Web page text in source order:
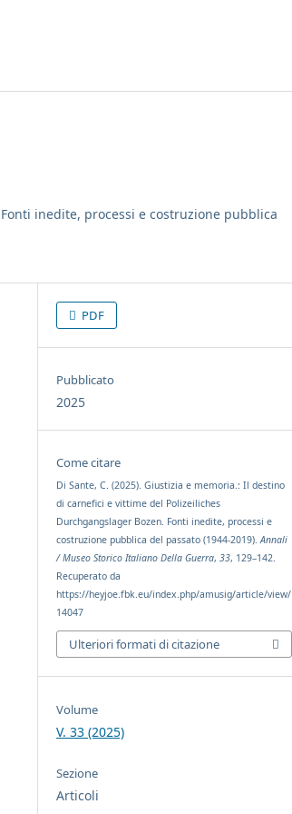
inedite, processi e costruzione pubblica
PDF
Pubblicato
2025
Come citare
Di Sante, C. (2025). Giustizia e memoria.: Il destino
di carnefici e vittime del Polizeiliches
Durchgangslager Bozen. Fonti inedite, processi e
costruzione pubblica del passato (1944-2019).Annali
/ Museo Storico Italiano Della Guerra,33, 129–142.
Recuperato da
https://heyjoe.fbk.eu/index.php/amusig/article/view/
14047
Ulteriori formati di citazione
Volume
V. 33 (2025)
Sezione
Articoli